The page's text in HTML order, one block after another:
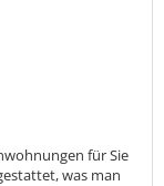
für Sie
was man